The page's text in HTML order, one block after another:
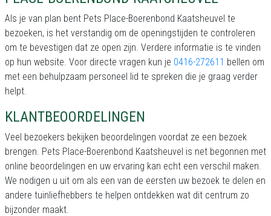
Als je van plan bent Pets Place-Boerenbond Kaatsheuvel te
bezoeken, is het verstandig om de openingstijden te controleren
om te bevestigen dat ze open zijn. Verdere informatie is te vinden
op hun website. Voor directe vragen kun je 0416-272611 bellen om
met een behulpzaam personeel lid te spreken die je graag verder
helpt.
KLANTBEOORDELINGEN
Veel bezoekers bekijken beoordelingen voordat ze een bezoek
brengen. Pets Place-Boerenbond Kaatsheuvel is net begonnen met
online beoordelingen en uw ervaring kan echt een verschil maken.
We nodigen u uit om als een van de eersten uw bezoek te delen en
andere tuinliefhebbers te helpen ontdekken wat dit centrum zo
bijzonder maakt.